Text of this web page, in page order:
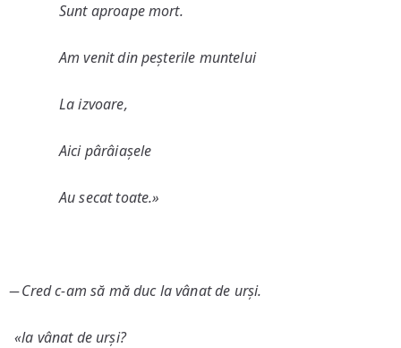
Sunt aproape mort.
Am venit din peșterile muntelui
La izvoare,
Aici pârâiașele
Au secat toate.»
̶ Cred c-am să mă duc la vânat de urși.
«la vânat de urși?